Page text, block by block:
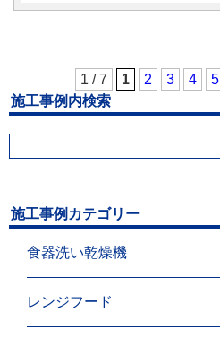
1 / 7 1 2 3 4 5
施工事例内検索
施工事例カテゴリー
食器洗い乾燥機
レンジフード